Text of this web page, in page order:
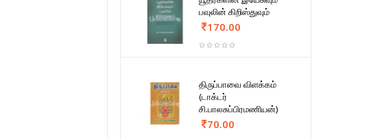
பவுலின் கிறிஸ்துவும்
170.00
திருப்பாவை விளக்கம்
(டாக்டர்
சி.பாலசுப்பிரமணியன்)
70.00